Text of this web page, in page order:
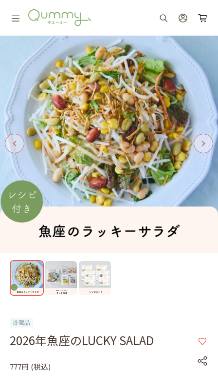
冷蔵品
2026年魚座のLUCKY SALAD
777円 (税込)